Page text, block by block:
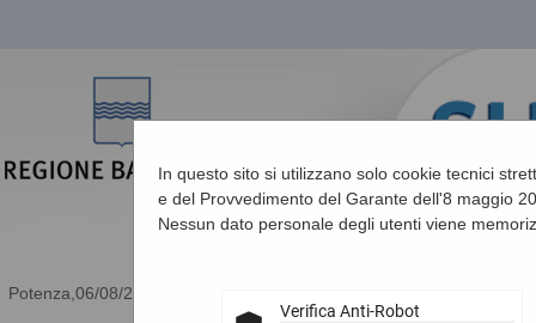
06/08/2026 05:13
In questo sito si utilizzano solo cookie tecnici
e del Provvedimento del Garante dell'8 maggio
Nessun dato personale degli utenti viene
Verifica Anti-Robot